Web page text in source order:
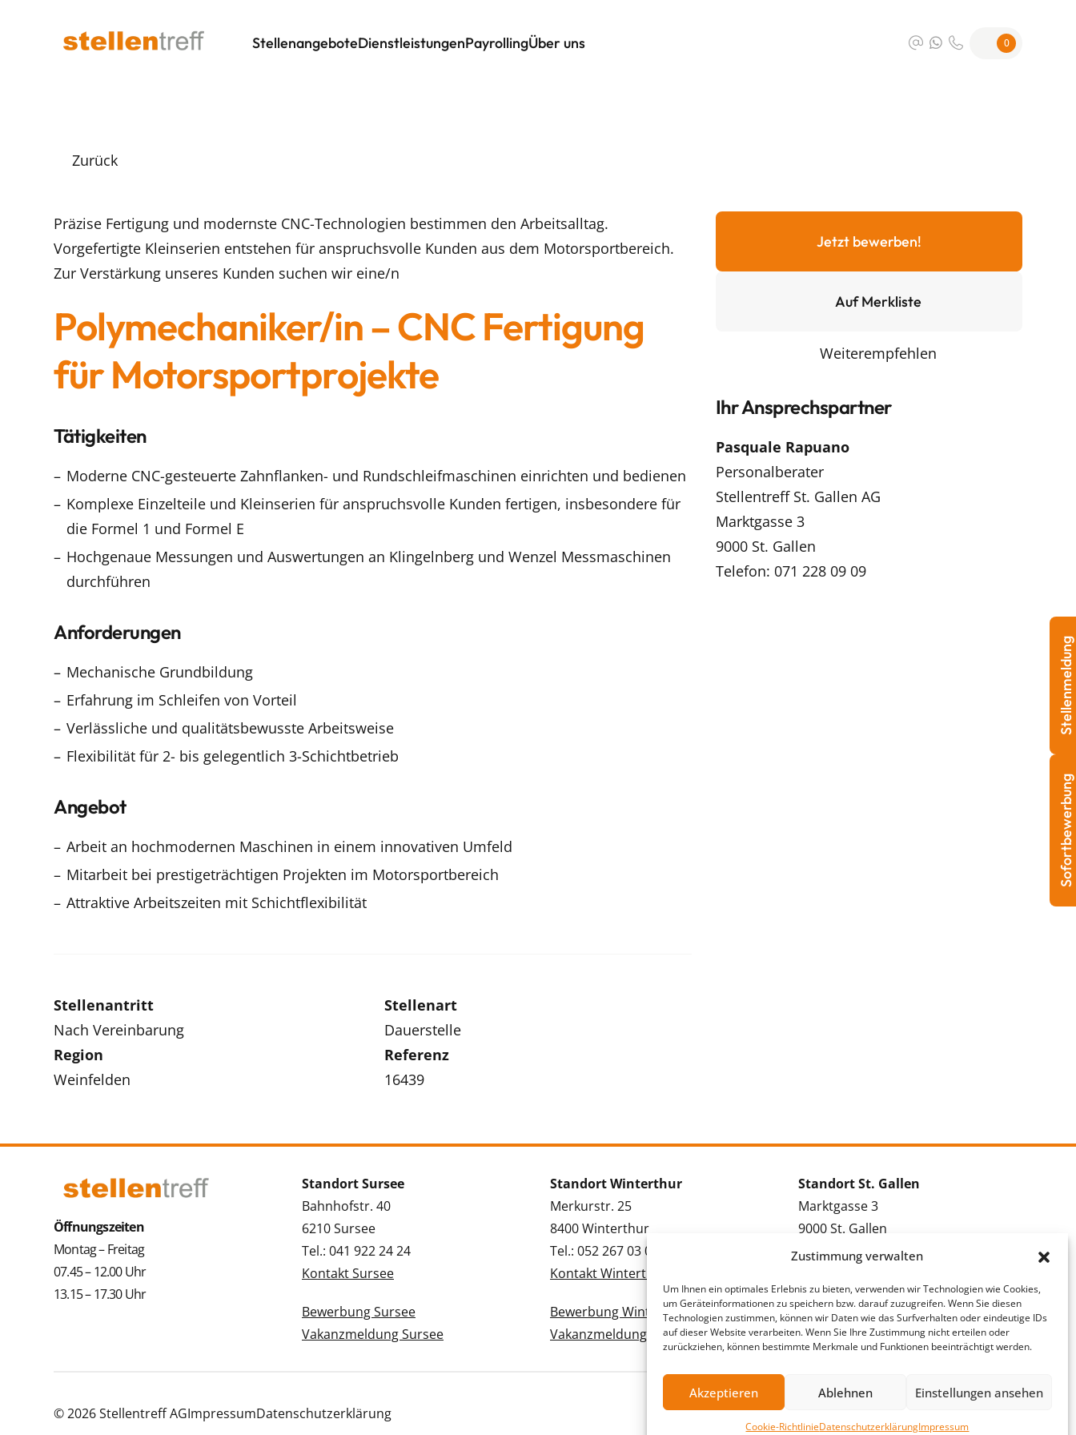
Zustimmung verwalten
Um Ihnen ein optimales Erlebnis zu bieten, verwenden wir Technologien wie Cookies,
um Geräteinformationen zu speichern bzw. darauf zuzugreifen. Wenn Sie diesen
Technologien zustimmen, können wir Daten wie das Surfverhalten oder eindeutige IDs
auf dieser Website verarbeiten. Wenn Sie Ihre Zustimmung nicht erteilen oder
zurückziehen, können bestimmte Merkmale und Funktionen beeinträchtigt werden.
Akzeptieren Ablehnen Einstellungen ansehen
Cookie-RichtlinieDatenschutzerklärungImpressum
StellenangeboteDienstleistungenPayrollingÜber uns 0
Zurück
Präzise Fertigung und modernste CNC-Technologien bestimmen den Arbeitsalltag.
Vorgefertigte Kleinserien entstehen für anspruchsvolle Kunden aus dem Motorsportbereich.
Zur Verstärkung unseres Kunden suchen wir eine/n
Polymechaniker/in – CNC Fertigung
für Motorsportprojekte
Tätigkeiten
Moderne CNC-gesteuerte Zahnflanken- und Rundschleifmaschinen einrichten und bedienen
Komplexe Einzelteile und Kleinserien für anspruchsvolle Kunden fertigen, insbesondere für
die Formel 1 und Formel E
Hochgenaue Messungen und Auswertungen an Klingelnberg und Wenzel Messmaschinen
durchführen
Anforderungen
Mechanische Grundbildung
Erfahrung im Schleifen von Vorteil
Verlässliche und qualitätsbewusste Arbeitsweise
Flexibilität für 2- bis gelegentlich 3-Schichtbetrieb
Angebot
Arbeit an hochmodernen Maschinen in einem innovativen Umfeld
Mitarbeit bei prestigeträchtigen Projekten im Motorsportbereich
Attraktive Arbeitszeiten mit Schichtflexibilität
Stellenantritt
Nach Vereinbarung
Stellenart
Dauerstelle
Region
Weinfelden
Referenz
16439
Jetzt bewerben!
Auf Merkliste
Weiterempfehlen
Ihr Ansprechspartner
Pasquale Rapuano
Personalberater
Stellentreff St. Gallen AG
Marktgasse 3
9000 St. Gallen
Telefon: 071 228 09 09
Öffnungszeiten
Montag – Freitag
07.45 – 12.00 Uhr
13.15 – 17.30 Uhr
Standort Sursee
Bahnhofstr. 40
6210 Sursee
Tel.: 041 922 24 24
Kontakt Sursee
Bewerbung Sursee
Vakanzmeldung Sursee
Standort Winterthur
Merkurstr. 25
8400 Winterthur
Tel.: 052 267 03 03
Kontakt Winterthur
Bewerbung Winterthur
Vakanzmeldung Winterthur
Standort St. Gallen
Marktgasse 3
9000 St. Gallen
Tel.: 071 228 09 09
Bewerbung St. Gallen
Vakanzmeldung St. Gallen
© 2026 Stellentreff AGImpressumDatenschutzerklärung
Sofortbewerbung
Stellenmeldung